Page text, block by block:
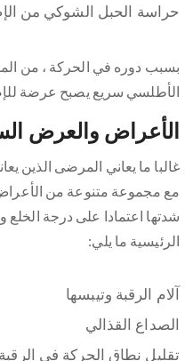
حراسة الحبل الشوكي من
بسبب دوره في الحركة ، من
الأطلسي سريع يصبح عرضة
الأعراض والعرض
غالبا ما يعاني المرضى الذين
مع مجموعة متنوعة من
شدتها اعتمادا على درجة
الرئيسية ما يلي:
آلام الرقبة وتيبسها
الصداع القذالي
تقليل نطاق الحركة في الرقبة